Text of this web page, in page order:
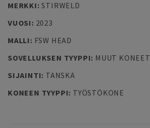
MERKKI:STIRWELD
VUOSI: 2023
MALLI: FSW HEAD
SOVELLUKSEN TYYPPI: MUUT KONEET
SIJAINTI: TANSKA
KONEEN TYYPPI: TYÖSTÖKONE